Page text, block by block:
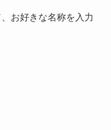
お好きな名称を入力